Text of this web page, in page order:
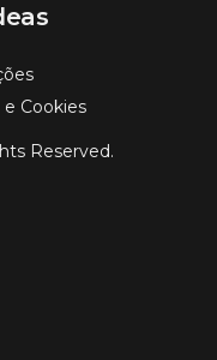
Cookies
Reserved.